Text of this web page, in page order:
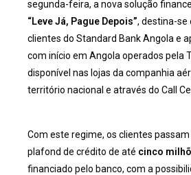
segunda-feira, a nova solução
“Leve Já, Pague Depois”, destina-se
clientes do Standard Bank Angola e
com início em Angola operados pela
disponível nas lojas da companhia
território nacional e através do Call
Com este regime, os clientes
plafond de crédito de até cinco
financiado pelo banco, com a